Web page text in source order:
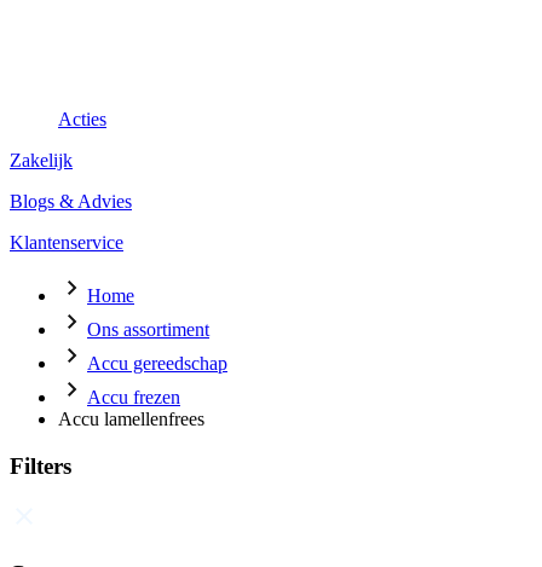
Acties
Zakelijk
Blogs & Advies
Klantenservice
Home
Ons assortiment
Accu gereedschap
Accu frezen
Accu lamellenfrees
Filters